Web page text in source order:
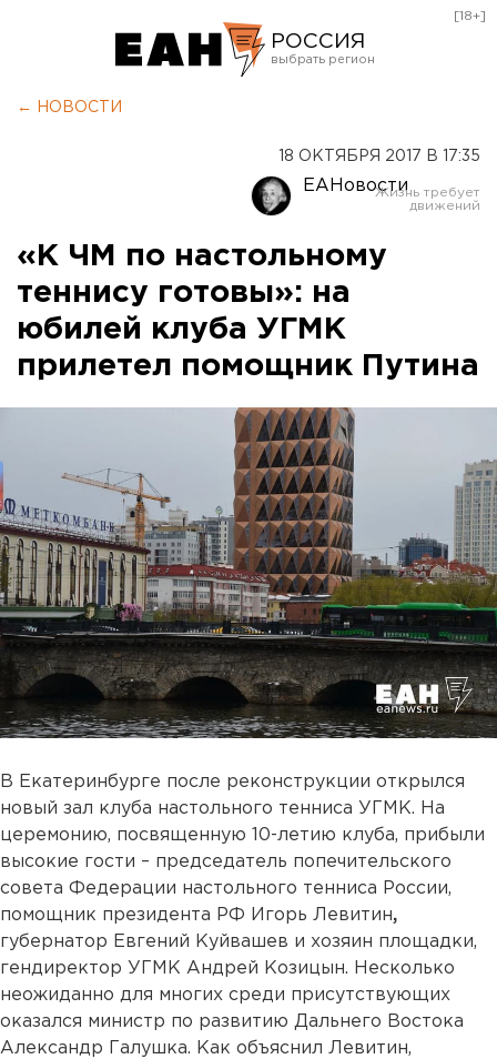
РОССИЯ
Оренбург
[18+]
← НОВОСТИ
18 ОКТЯБРЯ 2017 В 17:35
ЕАНовости
«К ЧМ по настольному
теннису готовы»: на
юбилей клуба УГМК
прилетел помощник Путина
В Екатеринбурге после реконструкции открылся
новый зал клуба настольного тенниса УГМК. На
церемонию, посвященную 10-летию клуба, прибыли
высокие гости – председатель попечительского
совета Федерации настольного тенниса России,
помощник президента РФ Игорь Левитин,
губернатор Евгений Куйвашев и хозяин площадки,
гендиректор УГМК Андрей Козицын. Несколько
неожиданно для многих среди присутствующих
оказался министр по развитию Дальнего Востока
Александр Галушка. Как объяснил Левитин,